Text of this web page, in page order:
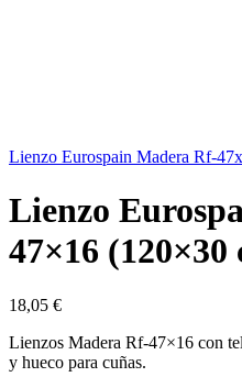
Lienzo Eurospain Madera Rf-
Lienzo
47×16 (120×30
18,05 €
Lienzos Madera Rf-47×16 con
y hueco para cuñas.